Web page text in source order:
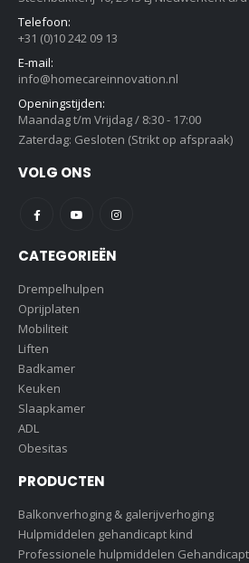
Telefoon:
+31 (0)10 242 09 13
E-mail:
info@homecareinnovation.nl
Openingstijden:
Maandag t/m Vrijdag / 8:30 - 17:00
Zaterdag: Gesloten (Strikt op afspraak)
VOLG ONS
CATEGORIEËN
Drempelhulpen
Oprijplaten
Mobiliteit
Liften
Badkamer
Keuken
Slaapkamer
ADL
Obesitas
PRODUCTEN
Balkonverhoging & galerijverhoging
Hulpmiddelen gehandicapt kind
Professionele hulpmiddelen